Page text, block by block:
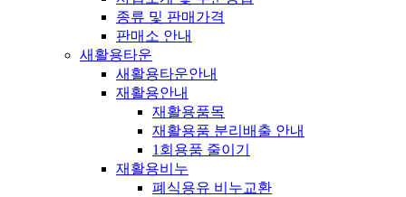
종류 및 판매가격
판매소 안내
새활용타운
새활용타운안내
재활용안내
재활용품목
재활용품 분리배출 안내
1회용품 줄이기
재활용비누
폐식용유 비누교환